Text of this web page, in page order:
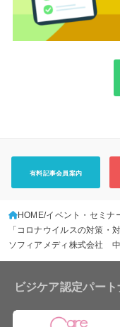
有料記事会員案内
HOME イベント・セミナ
「コロナウイルスの対策・
ソフィアメディ株式会社
ビジケア認定パート